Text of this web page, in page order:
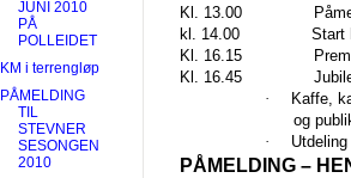
Kl. 13.00
kl. 14.00 Start
Kl. 16.15
Kl. 16.45
·
Kaffe,
og
·
PÅMELDING –
JUNI 2010
PÅ
POLLEIDET
KM i terrengløp
PÅMELDING
TIL
STEVNER
SESONGEN
2010